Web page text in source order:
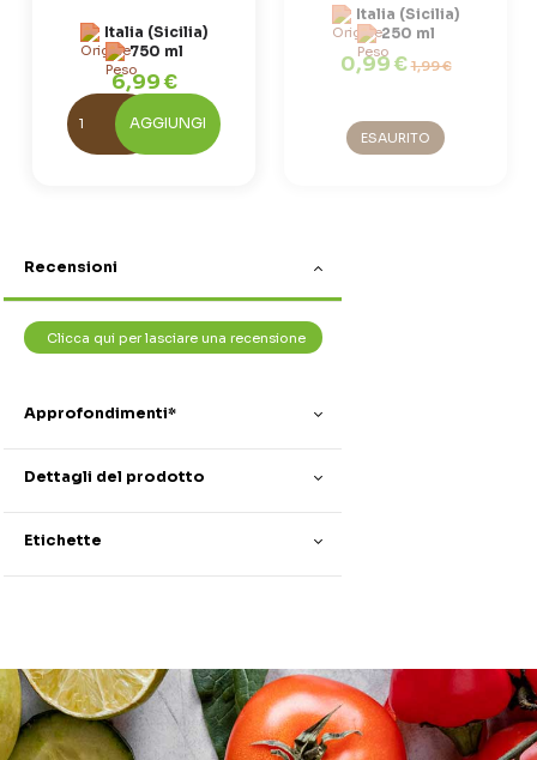
Italia (Sicilia)
750 ml
6,99 €
AGGIUNGI
Italia (Sicilia)
250 ml
0,99 €1,99 €
ESAURITO
Recensioni
Clicca qui per lasciare una recensione
Approfondimenti*
Dettagli del prodotto
Etichette